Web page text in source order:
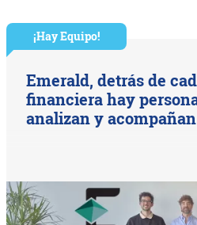
¡Hay Equipo!
Emerald, detrás de
financiera hay
analizan y acompañan